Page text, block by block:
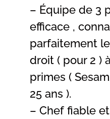
– Équipe de 3
efficace ,
parfaitement
droit ( pour 2 )
primes (
25 ans ).
– Chef fiable